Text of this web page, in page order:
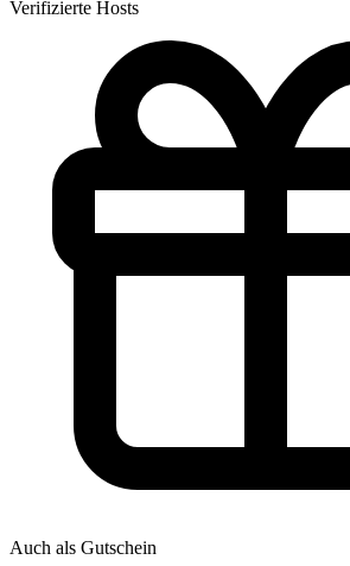
Verifizierte Hosts
Auch als Gutschein